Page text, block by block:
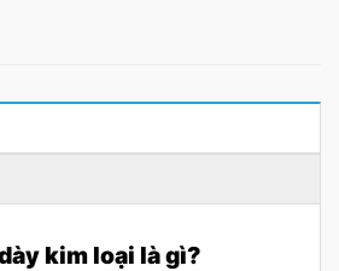
kim loại là gì?